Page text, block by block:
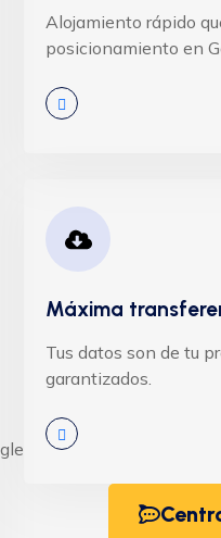
Alojamiento rápido
posicionamiento en
Máxima
Tus datos son de tu
garantizados.